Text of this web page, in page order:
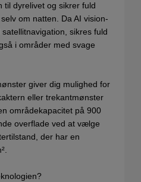
til dyrelivet og sikrer fuld
om natten. Da AI vision-
sikres fuld
i områder med svage
giver dig mulighed for
eller trekantmønster
områdekapacitet på 900
overflade ved at vælge
der har en